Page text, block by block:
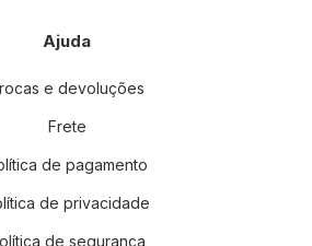
Ajuda
e devoluções
Frete
de pagamento
de privacidade
de segurança